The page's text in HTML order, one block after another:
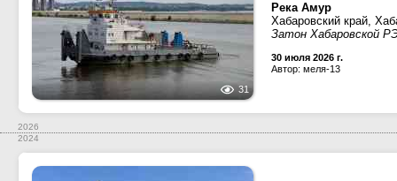
31
Река Амур
Хабаровский край,
Затон Хабаровской
30 июля 2026 г.
Автор: меля-13
2026
2024